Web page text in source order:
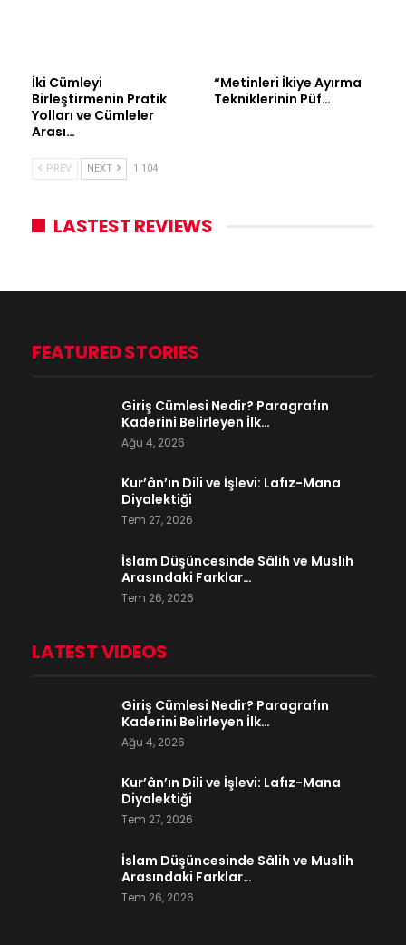
İki Cümleyi
Birleştirmenin Pratik
Yolları ve Cümleler
Arası…
“Metinleri İkiye Ayırma
Tekniklerinin Püf…
PREV NEXT 1 104
LASTEST REVIEWS
FEATURED STORIES
Giriş Cümlesi Nedir? Paragrafın
Kaderini Belirleyen İlk…
Ağu 4, 2026
Kur’ân’ın Dili ve İşlevi: Lafız-Mana
Diyalektiği
Tem 27, 2026
İslam Düşüncesinde Sâlih ve Muslih
Arasındaki Farklar…
Tem 26, 2026
LATEST VIDEOS
Giriş Cümlesi Nedir? Paragrafın
Kaderini Belirleyen İlk…
Ağu 4, 2026
Kur’ân’ın Dili ve İşlevi: Lafız-Mana
Diyalektiği
Tem 27, 2026
İslam Düşüncesinde Sâlih ve Muslih
Arasındaki Farklar…
Tem 26, 2026